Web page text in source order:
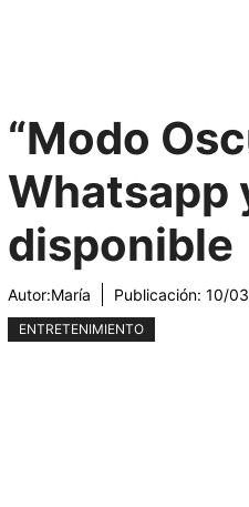
“Modo
Whatsapp
disponible
Autor:María Publicación: 10/
ENTRETENIMIENTO